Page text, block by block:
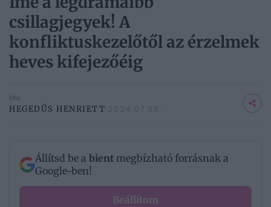
csillagjegyek! A
konfliktuskezelőtől az érzelmek
heves kifejezőéig
Írta
HEGEDŰS HENRIETT 2024.07.05.
Állítsd be a bient megbízható forrásnak a
Google-ben!
Beállítom